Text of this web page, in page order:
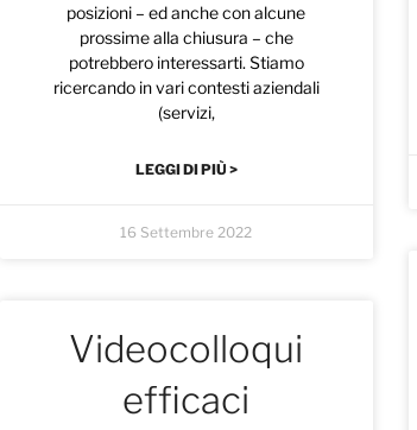
posizioni – ed anche con alcune
prossime alla chiusura – che
potrebbero interessarti. Stiamo
ricercando in vari contesti aziendali
(servizi,
LEGGI DI PIÙ >
16 Settembre 2022
Videocolloqui
efficaci